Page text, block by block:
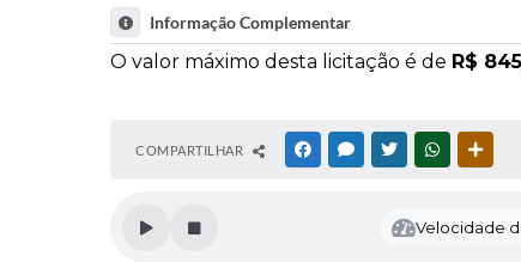
Informação Complementar
O valor máximo desta licitação é de R$
COMPARTILHAR FACEBOOKMESSENGER
TWITTERWHATSAPP
Velocidade